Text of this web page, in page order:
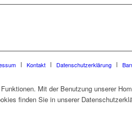
Kontakt Datenschutzerklärung
Mit der Benutzung unserer
finden Sie in unserer